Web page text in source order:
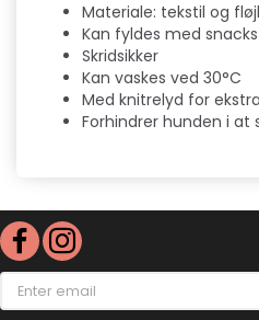
Materiale: tekstil og fløjl
Kan fyldes med
Skridsikker
Kan vaskes ved 30°C
Med knitrelyd for
Forhindrer hunden i at
Enter
email